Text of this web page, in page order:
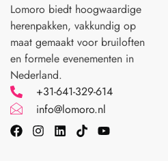
Lomoro biedt hoogwaardige
herenpakken, vakkundig op
maat gemaakt voor bruiloften
en formele evenementen in
Nederland.
+31-641-329-614
info@lomoro.nl